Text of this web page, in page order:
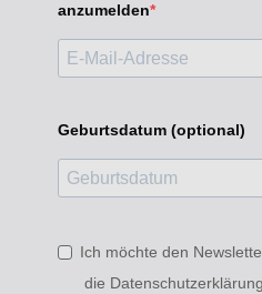
anzumelden
Geburtsdatum (optional)
Ich möchte den
die